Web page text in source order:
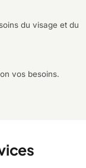
du visage et du
vos besoins.